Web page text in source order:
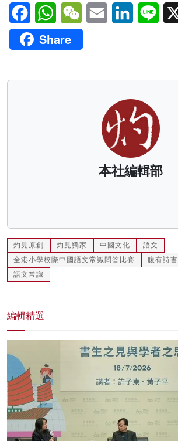
FacebookWhatsAppWeChatEmail LinkedInLine
Share
本社編輯部
灼見原創 灼見獨家 中國文化
語文
全港小學校際中國語文常識問答比賽
腹有詩書
語文常識
編輯精選